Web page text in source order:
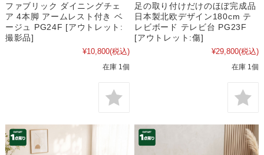
ファブリック ダイニングチェ
ア 4本脚 アームレスト付き ベ
ージュ PG24F [アウトレット:
撮影品]
¥10,800(税込)
在庫 1個
足の取り付けだけのほぼ完成品
日本製北欧デザイン180cm テ
レビボード テレビ台 PG23F
[アウトレット:傷]
¥29,800(税込)
在庫 1個